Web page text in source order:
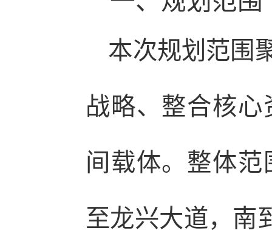
本次规划范围
战略、整合核
间载体。整体
至龙兴大道，南